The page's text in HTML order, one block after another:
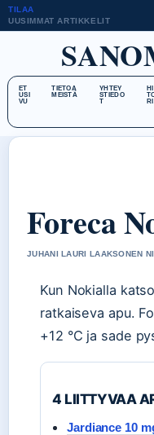
TILAA
UUSIMMAT ARTIKKELIT
ET
USI
VU
TIETOA
MEISTÄ
YHTEY
STIEDO
T
Foreca
JUHANI LAURI LAAKSONEN
Kun Nokialla
ratkaiseva apu.
+12 °C ja sade
4 LIITTYVAA
Jardiance 10